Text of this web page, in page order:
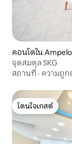
คอนโดใน
จุดสมดุล SKG
สถานที่ · ความถูก
โดนใจเกสต์
โดนใจเกสต์